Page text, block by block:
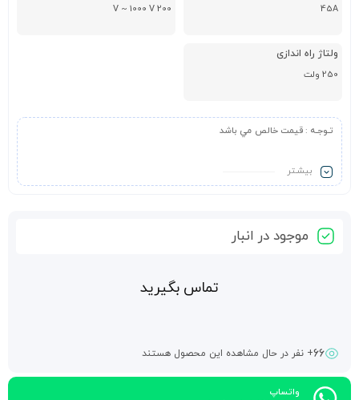
45A
200 V ~ 1000 V
ولتاژ راه اندازی
250 ولت
تـوجـه : قيمت خالص مي باشد
بیشـتر
موجود در انبار
تماس بگیرید
66+ نفر در حال مشاهده این محصول هستند
واتساپ